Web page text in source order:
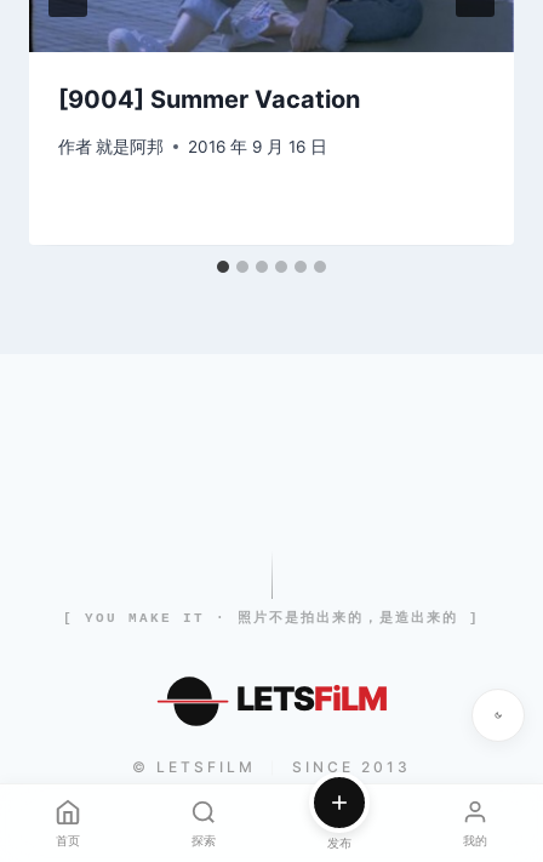
[9004] Summer Vacation
作者就是阿邦 2016 年 9 月 16 日
[ YOU MAKE IT · 照片不是拍出来的，是造出来的 ]
LETSFiLM
© LETSFILM SINCE 2013
首页 探索 发布 我的